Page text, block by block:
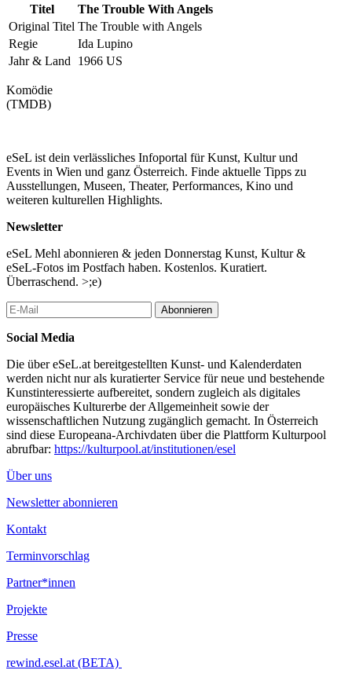
Titel
The Trouble With Angels
Original Titel The Trouble with Angels
Regie
Ida Lupino
Jahr & Land
1966 US
Komödie
(TMDB)
eSeL ist dein verlässliches Infoportal für Kunst, Kultur und
Events in Wien und ganz Österreich. Finde aktuelle Tipps zu
Ausstellungen, Museen, Theater, Performances, Kino und
weiteren kulturellen Highlights.
Newsletter
eSeL Mehl abonnieren & jeden Donnerstag Kunst, Kultur &
eSeL-Fotos im Postfach haben. Kostenlos. Kuratiert.
Überraschend. >;e)
Abonnieren
Social Media
Die über eSeL.at bereitgestellten Kunst- und Kalenderdaten
werden nicht nur als kuratierter Service für neue und bestehende
Kunstinteressierte aufbereitet, sondern zugleich als digitales
europäisches Kulturerbe der Allgemeinheit sowie der
wissenschaftlichen Nutzung zugänglich gemacht. In Österreich
sind diese Europeana-Archivdaten über die Plattform Kulturpool
abrufbar: https://kulturpool.at/institutionen/esel
Über uns
Newsletter abonnieren
Kontakt
Terminvorschlag
Partner*innen
Projekte
Presse
rewind.esel.at (BETA)